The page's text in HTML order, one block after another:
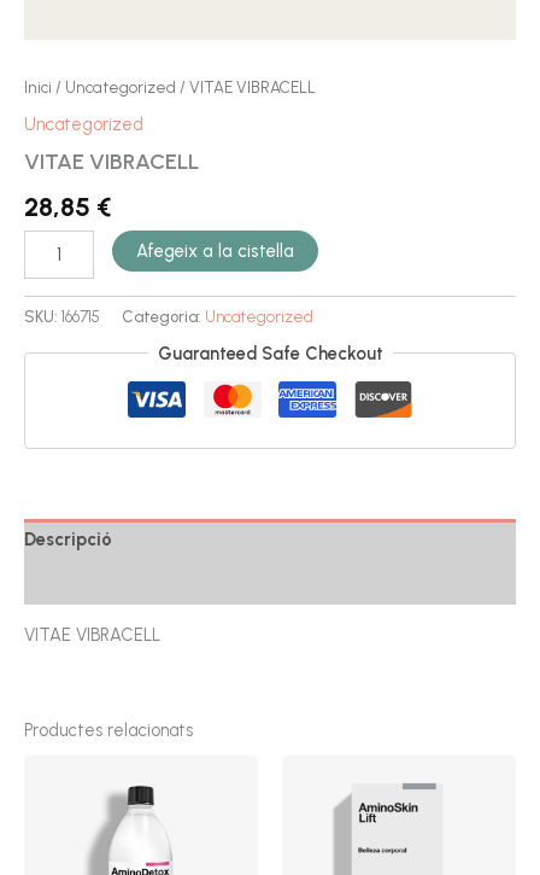
Inici / Uncategorized / VITAE VIBRACELL
Uncategorized
VITAE VIBRACELL
28,85 €
Afegeix a la cistella
SKU: 166715 Categoria: Uncategorized
Guaranteed Safe Checkout
Descripció
VITAE VIBRACELL
Productes relacionats